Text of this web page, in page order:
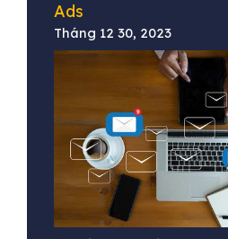
Ads
Tháng 12 30, 2023